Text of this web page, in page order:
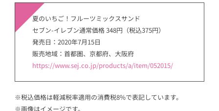
夏のいちご！フルーツミックスサンド
セブン-イレブン通常価格 348円（税込375円）
発売日：2020年7月15日
販売地域：首都圏、京都府、大阪府
https://www.sej.co.jp/products/a/item/052015/
※税込価格は軽減税率適用の消費税8%で表記しています。
※画像はイメージです。